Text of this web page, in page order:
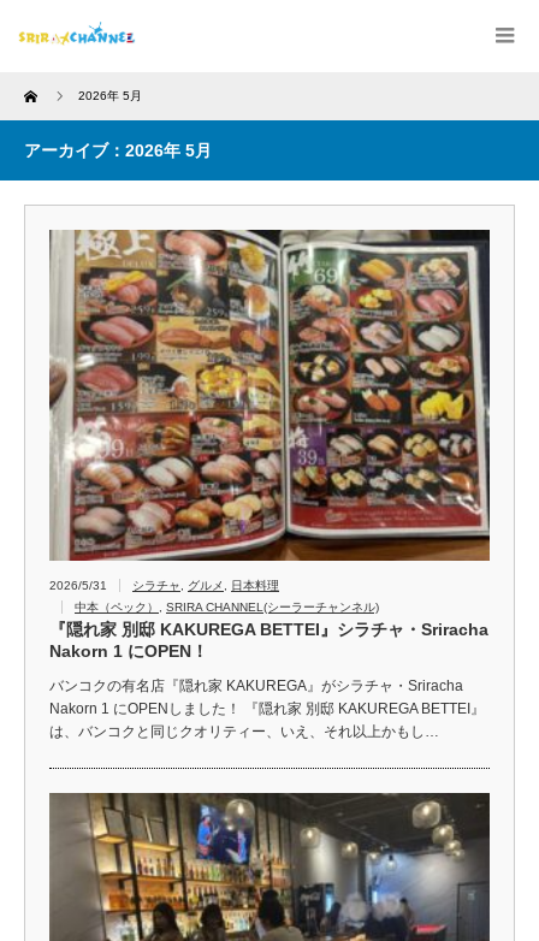
Home 2026年 5月
アーカイブ：2026年 5月
2026/5/31 シラチャ グルメ
日本料理
中本（ペック）
SRIRA CHANNEL(シーラーチャンネル)
『隠れ家 別邸 KAKUREGA BETTEI』シラチャ・Sriracha
Nakorn 1 にOPEN！
バンコクの有名店『隠れ家 KAKUREGA』がシラチャ・Sriracha
Nakorn 1 にOPENしました！ 『隠れ家 別邸 KAKUREGA BETTEI』
は、バンコクと同じクオリティー、いえ、それ以上かもし…